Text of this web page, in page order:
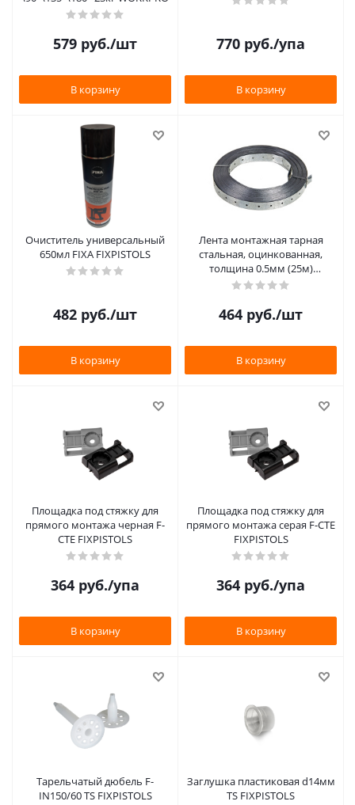
579 руб./шт
В корзину
770 руб./упа
В корзину
Очиститель универсальный
650мл FIXA FIXPISTOLS
482 руб./шт
В корзину
Лента монтажная тарная
стальная, оцинкованная,
толщина 0.5мм (25м)
FIXPISTOLS
464 руб./шт
В корзину
Площадка под стяжку для
прямого монтажа черная F-
CTE FIXPISTOLS
364 руб./упа
В корзину
Площадка под стяжку для
прямого монтажа серая F-CTE
FIXPISTOLS
364 руб./упа
В корзину
Тарельчатый дюбель F-
IN150/60 TS FIXPISTOLS
Заглушка пластиковая d14мм
TS FIXPISTOLS